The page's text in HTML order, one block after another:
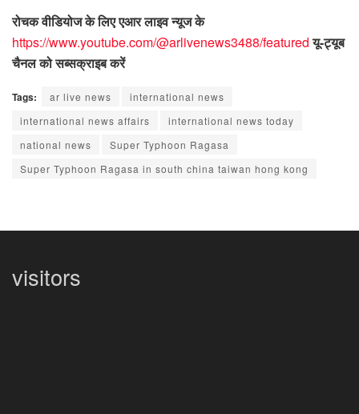
रोचक वीडियोज के लिए एआर लाइव न्यूज के
https://www.youtube.com/@arlivenews3488/featuredयू-ट्यूब
चैनल को सब्सक्राइब करें
Tags: ar live news
international news
international news affairs
international news today
national news
Super Typhoon Ragasa
Super Typhoon Ragasa in south china taiwan hong kong
visitors